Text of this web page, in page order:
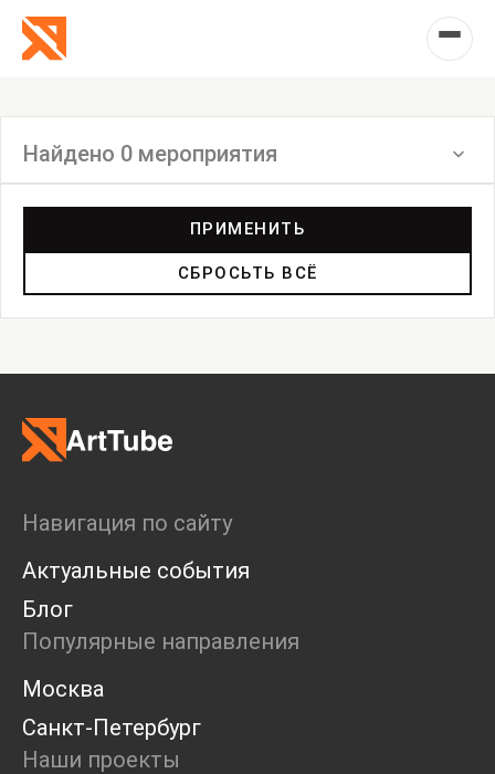
Найдено 0 мероприятия
Перформанс
Анонс
Мастерские
Дискуссия
Пресс-конференция
Ярмарка
Интервью
Open call
Экскурсия
Дискуссия
Cosmoscow 2024
Blazar 2024
Встречи
ПРИМЕНИТЬ
СБРОСЬТЬ ВСЁ
Навигация по сайту
Актуальные события
Блог
Популярные направления
Москва
Санкт-Петербург
Наши проекты